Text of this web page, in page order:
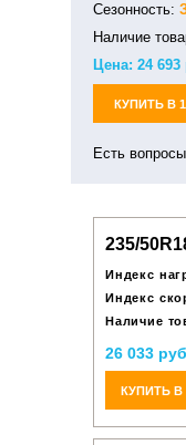
Сезонность:
Наличие
Цена: 24 693
КУПИТЬ В
Есть
235/
Индекс
Индекс
Наличие
26 033
КУПИТЬ В